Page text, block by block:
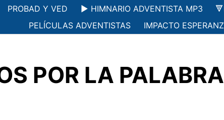
PROBAD Y VED ▶️ HIMNARIO ADVENTISTA MP3
PELÍCULAS ADVENTISTAS
IMPACTO
POR LA